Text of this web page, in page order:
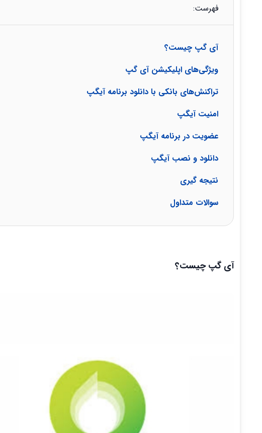
فهرست:
آی گپ چیست؟
ویژگی‌های اپلیکیشن آی گپ
تراکنش‌های بانکی با دانلود برنامه آیگپ
امنیت آیگپ
عضویت در برنامه آیگپ
دانلود و نصب آیگپ
نتیجه گیری
سوالات متداول
آی گپ چیست؟